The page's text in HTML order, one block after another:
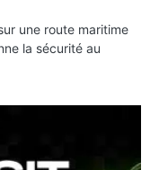
une route maritime
la sécurité au
Bonus : jusqu’à 5